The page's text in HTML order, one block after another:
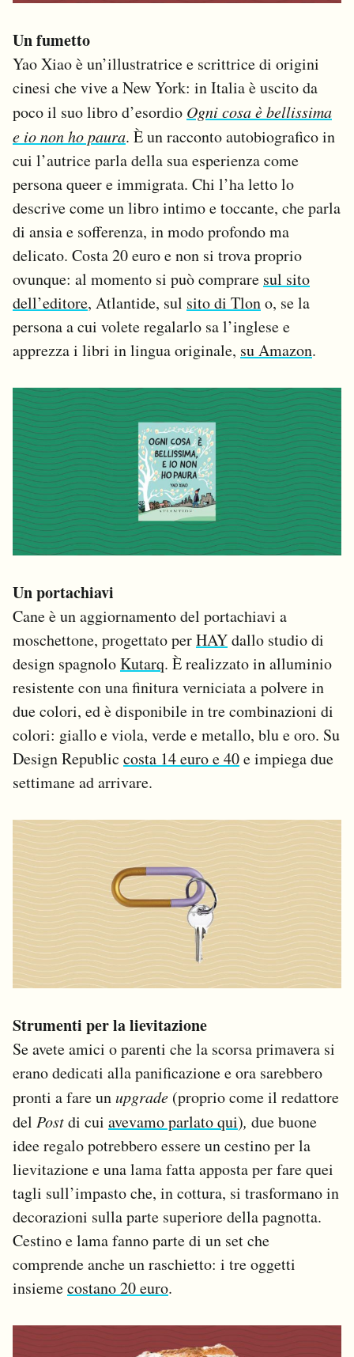
Un fumetto
Yao Xiao è un’illustratrice e scrittrice di origini
cinesi che vive a New York: in Italia è uscito da
poco il suo libro d’esordio Ogni cosa è bellissima
e io non ho paura. È un racconto autobiografico in
cui l’autrice parla della sua esperienza come
persona queer e immigrata. Chi l’ha letto lo
descrive come un libro intimo e toccante, che parla
di ansia e sofferenza, in modo profondo ma
delicato. Costa 20 euro e non si trova proprio
ovunque: al momento si può comprare sul sito
dell’editore, Atlantide, sul sito di Tlono, se la
persona a cui volete regalarlo sa l’inglese e
apprezza i libri in lingua originale, su Amazon.
Un portachiavi
Cane è un aggiornamento del portachiavi a
moschettone, progettato perHAYdallo studio di
design spagnoloKutarq. È realizzato in alluminio
resistente con una finitura verniciata a polvere in
due colori, ed è disponibile in tre combinazioni di
colori: giallo e viola, verde e metallo, blu e oro. Su
Design Republic costa 14 euro e 40e impiega due
settimane ad arrivare.
Strumenti per la lievitazione
Se avete amici o parenti che la scorsa primavera si
erano dedicati alla panificazione e ora sarebbero
pronti a fare unupgrade (proprio come il redattore
del Postdi cui avevamo parlato qui), due buone
idee regalo potrebbero essere un cestino per la
lievitazione e una lama fatta apposta per fare quei
tagli sull’impasto che, in cottura, si trasformano in
decorazioni sulla parte superiore della pagnotta.
Cestino e lama fanno parte di un set che
comprende anche un raschietto: i tre oggetti
insiemecostano 20 euro.